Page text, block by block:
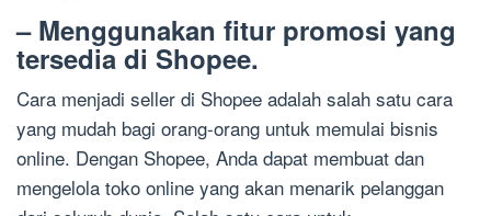
– Menggunakan fitur promosi yang
tersedia di Shopee.
Cara menjadi seller di Shopee adalah salah satu cara
yang mudah bagi orang-orang untuk memulai bisnis
online. Dengan Shopee, Anda dapat membuat dan
mengelola toko online yang akan menarik pelanggan